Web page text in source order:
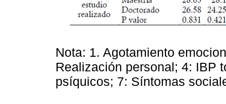
Nota: 1. Agotamiento
Realización personal; 4: IBP
psíquicos; 7: Síntomas